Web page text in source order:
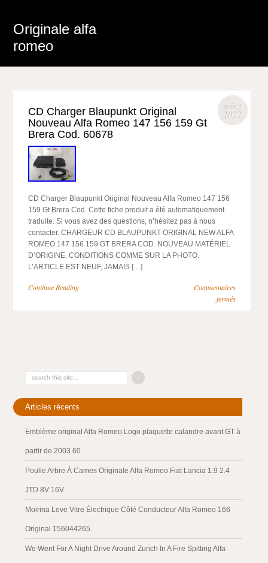
Originale alfa
romeo
août 3
2022
CD Charger Blaupunkt Original
Nouveau Alfa Romeo 147 156 159 Gt
Brera Cod. 60678
CD Charger Blaupunkt Original Nouveau Alfa Romeo 147 156
159 Gt Brera Cod. Cette fiche produit a été automatiquement
traduite. Si vous avez des questions, n’hésitez pas à nous
contacter. CHARGEUR CD BLAUPUNKT ORIGINAL NEW ALFA
ROMEO 147 156 159 GT BRERA COD. NOUVEAU MATÉRIEL
D’ORIGINE. CONDITIONS COMME SUR LA PHOTO.
L’ARTICLE EST NEUF, JAMAIS […]
Continue Reading
Commentaires
fermés
Articles récents
Emblème original Alfa Romeo Logo plaquette calandre avant GT à
partir de 2003 60
Poulie Arbre À Cames Originale Alfa Romeo Fiat Lancia 1.9 2.4
JTD 8V 16V
Moirina Leve Vitre Électrique Côté Conducteur Alfa Romeo 166
Original 156044265
We Went For A Night Drive Around Zurich In A Fire Spitting Alfa